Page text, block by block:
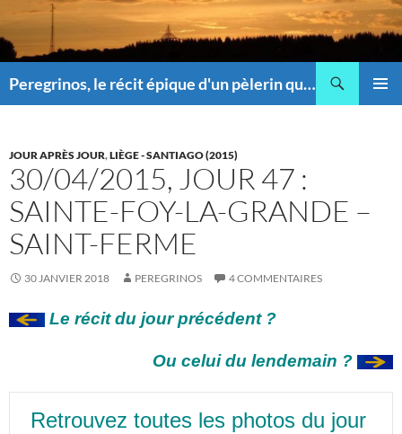
Peregrinos, le récit épique d'un pèlerin qui pique !
JOUR APRÈS JOUR,LIÈGE - SANTIAGO (2015)
30/04/2015, JOUR 47 :
SAINTE-FOY-LA-GRANDE –
SAINT-FERME
30 JANVIER 2018 PEREGRINOS 4 COMMENTAIRES
Le récit du jour précédent ?
Ou celui du lendemain ?
Retrouvez toutes les photos du jour